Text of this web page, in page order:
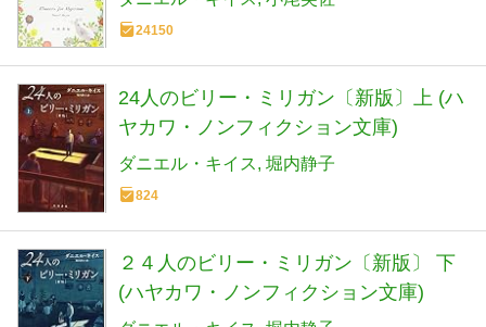
24150
24人のビリー・ミリガン〔新版〕上 (ハ
ヤカワ・ノンフィクション文庫)
ダニエル・キイス 堀内静子
824
２４人のビリー・ミリガン〔新版〕 下
(ハヤカワ・ノンフィクション文庫)